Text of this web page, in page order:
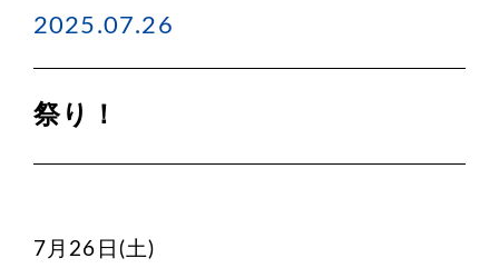
2025.07.26
祭り！
7月26日(土)